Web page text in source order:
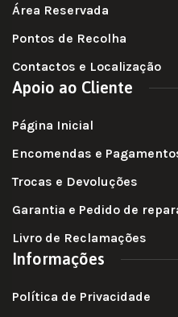
Área Reservada
Pontos de Recolha
Contactos e Localização
Apoio ao Cliente
Página Inicial
Encomendas e
Trocas e Devoluções
Garantia e Pedido de
Livro de Reclamações
Informações
Política de Privacidade